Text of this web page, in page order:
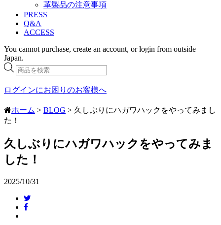
革製品の注意事項
PRESS
Q&A
ACCESS
You cannot purchase, create an account, or login from outside
Japan.
商
品
検
ログインにお困りのお客様へ
ホーム > BLOG > 久しぶりにハガワハックをやってみまし
た！
久しぶりにハガワハックをやってみま
した！
2025/10/31